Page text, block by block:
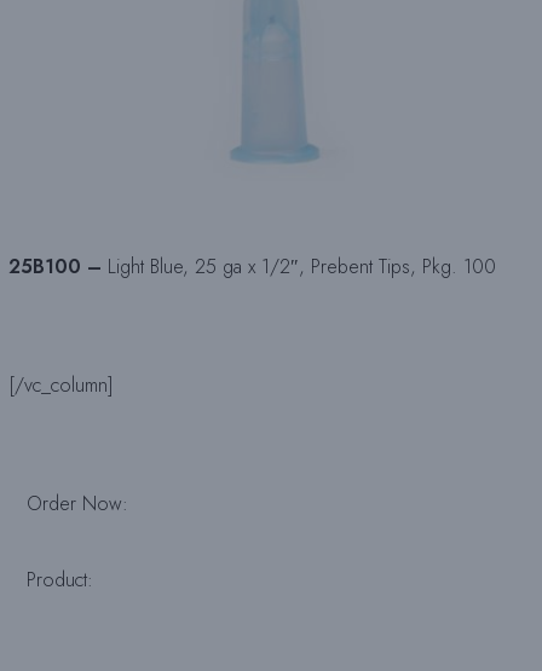
25B100 – Light Blue, 25 ga x 1/2″, Prebent Tips, Pkg. 100
[/vc_column]
Order Now:
Product: